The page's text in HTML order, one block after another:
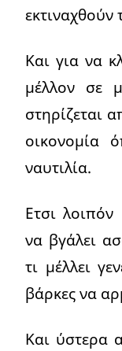
εκτιναχθούν
Και για να
μέλλον σε
στηρίζεται
οικονομία
ναυτιλία.
Ετσι
να βγάλει
τι μέλλει
βάρκες να
Και ύστερα